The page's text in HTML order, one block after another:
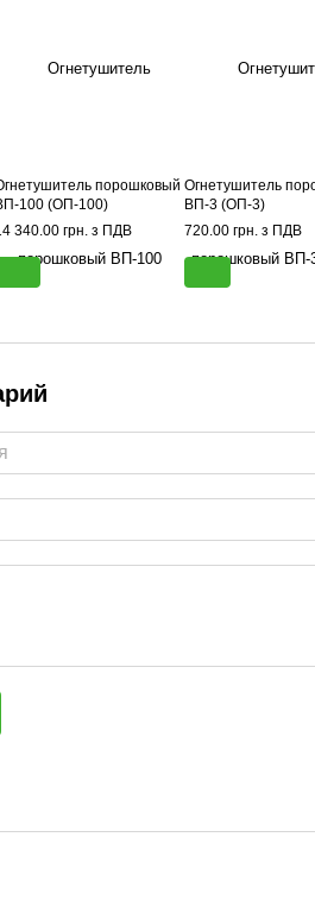
порошковый
100 (ОП-100)
340.00 грн. з ПДВ
Огнетушитель
ВП-3 (ОП-3)
720.00 грн. з ПДВ